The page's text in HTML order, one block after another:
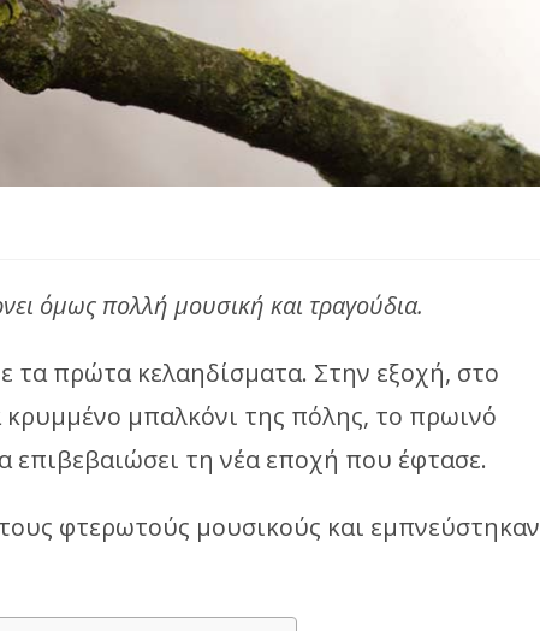
όμως πολλή μουσική και τραγούδια.
τα πρώτα κελαηδίσματα. Στην εξοχή, στο
μπαλκόνι της πόλης, το πρωινό
επιβεβαιώσει τη νέα εποχή που έφτασε.
φτερωτούς μουσικούς και εμπνεύστηκαν